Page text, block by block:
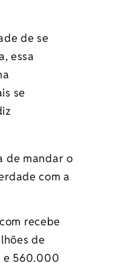
de se
essa
se
de mandar o
com a
recebe
de
e 560.000